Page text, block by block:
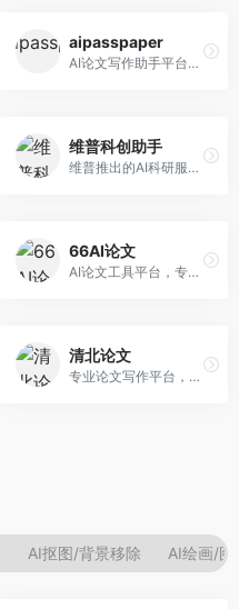
aipasspaper
AI论文写作助手平台，提供智能化的学术写作支持。面向大学生和研究人员，支持多种学科论文生成，提供参考文献管理和格式规范服务，写作效率高。
维普科创助手
维普推出的AI科研服务平台，整合学术资源与智能写作。面向科研人员和高校师生，提供文献检索、论文写作、查重检测等一站式服务，学术资源权威可靠。
66AI论文
AI论文工具平台，专注于高质量低查重论文生成。面向大学生和研究生，提供论文写作、降重修改等服务，生成内容原创度高，查重率低。
清北论文
专业论文写作平台，依托高校学术资源。面向本科生和研究生，提供论文指导、写作辅助、查重检测等服务，学术规范性强，适合追求高质量论文的用户。
AI抠图/背景移除 AI绘画/图